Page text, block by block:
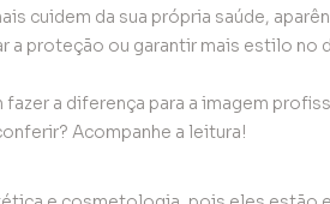
cuidem da sua própria saúde,
a proteção ou garantir mais estilo no
a diferença para a imagem
Acompanhe a leitura!